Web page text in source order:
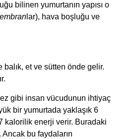
bilinen yumurtanın yapısı o
lar), hava boşluğu ve
balık, et ve sütten önde gelir.
gibi insan vücudunun ihtiyaç
bir yumurtada yaklaşık 6
kalorilik enerji verir. Buradaki
bu faydaların